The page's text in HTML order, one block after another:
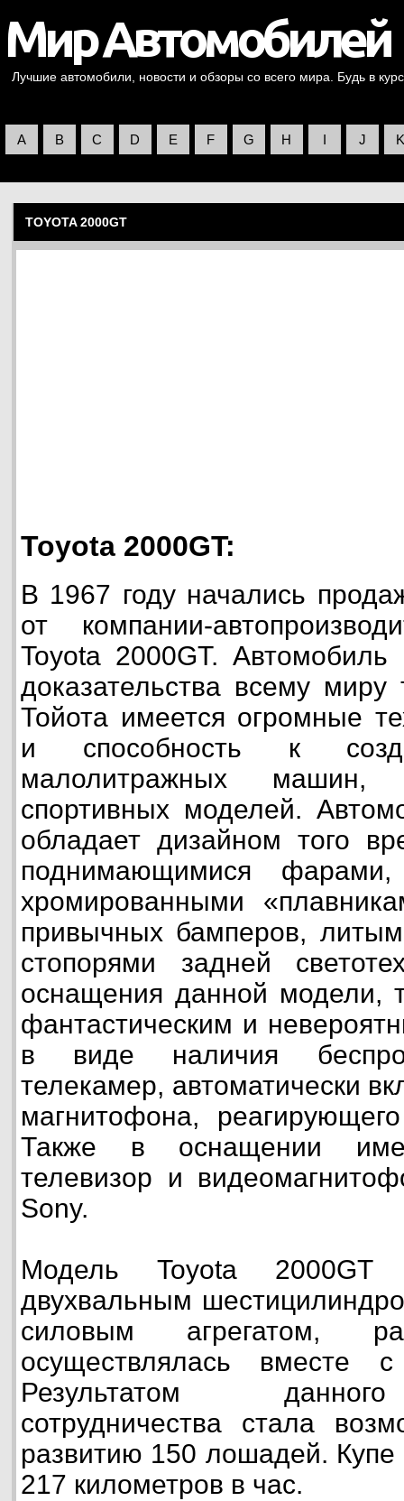
Лучшие автомобили, новости и обзоры со всего мира. Будь в
A B C D E F G H I J K
TOYOTA 2000GT
Toyota 2000GT:
В 1967 году начались
от компании-
Toyota 2000GT. Автомобиль
доказательства всему
Тойота имеется огромные
и способность к
малолитражных
спортивных моделей.
обладает дизайном того
поднимающимися
хромированными
привычных бамперов,
стопорями задней
оснащения данной модели,
фантастическим и
в виде наличия
телекамер, автоматически
магнитофона,
Также в оснащении
телевизор и
Sony.
Модель Toyota 2000GT
двухвальным
силовым агрегатом,
осуществлялась вместе
Результатом
сотрудничества стала
развитию 150 лошадей. Купе
217 километров в час.